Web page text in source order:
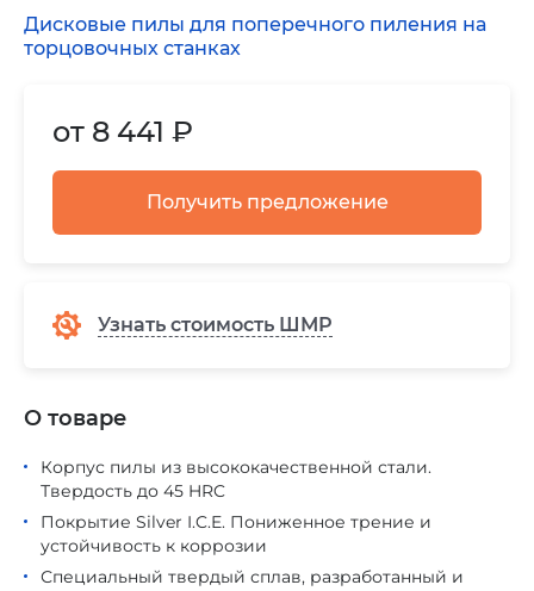
от 8 441 ₽
Получить предложение
Узнать стоимость ШМР
Дисковые пилы для поперечного пиления на
торцовочных станках
Корпус пилы из высококачественной стали.
Твердость до 45 HRC
Покрытие Silver I.C.E. Пониженное трение и
устойчивость к коррозии
Специальный твердый сплав, разработанный и
О товаре